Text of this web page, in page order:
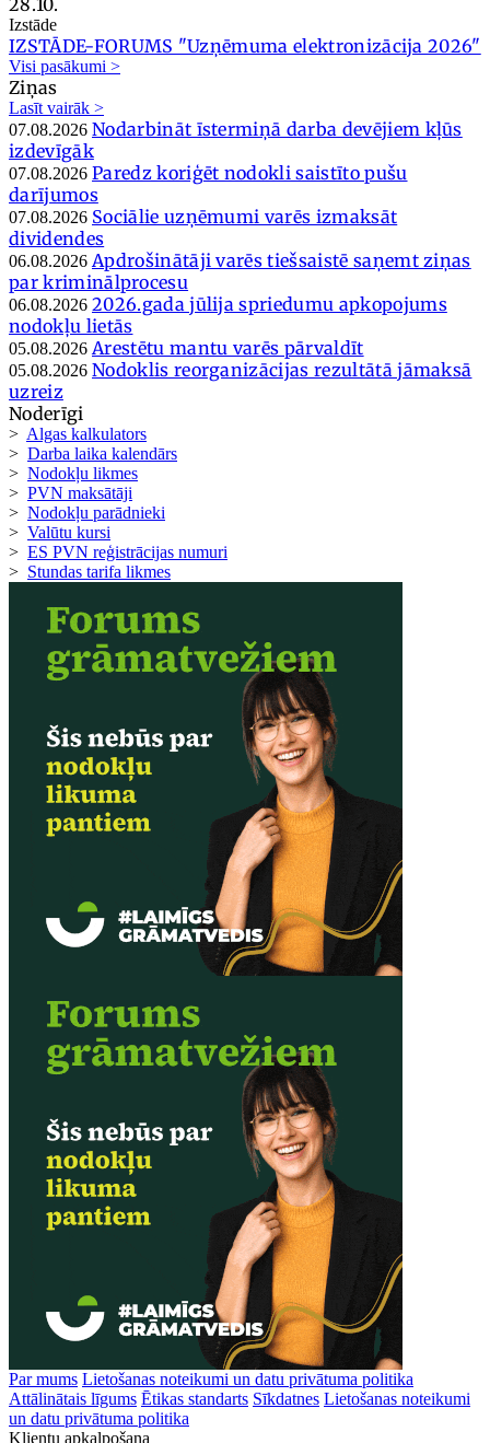
28.10.
Izstāde
IZSTĀDE-FORUMS "Uzņēmuma elektronizācija 2026"
Visi pasākumi >
Ziņas
Lasīt vairāk >
07.08.2026 Nodarbināt īstermiņā darba devējiem kļūs
izdevīgāk
07.08.2026 Paredz koriģēt nodokli saistīto pušu
darījumos
07.08.2026 Sociālie uzņēmumi varēs izmaksāt
dividendes
06.08.2026 Apdrošinātāji varēs tiešsaistē saņemt ziņas
par kriminālprocesu
06.08.2026 2026.gada jūlija spriedumu apkopojums
nodokļu lietās
05.08.2026 Arestētu mantu varēs pārvaldīt
05.08.2026 Nodoklis reorganizācijas rezultātā jāmaksā
uzreiz
Noderīgi
> Algas kalkulators
> Darba laika kalendārs
> Nodokļu likmes
> PVN maksātāji
> Nodokļu parādnieki
> Valūtu kursi
> ES PVN reģistrācijas numuri
> Stundas tarifa likmes
Par mums Lietošanas noteikumi un datu privātuma politika
Attālinātais līgums Ētikas standarts Sīkdatnes Lietošanas noteikumi
un datu privātuma politika
Klientu apkalpošana